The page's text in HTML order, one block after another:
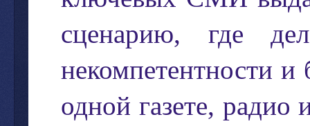
сценарию, где
некомпетентности и
одной газете, радио